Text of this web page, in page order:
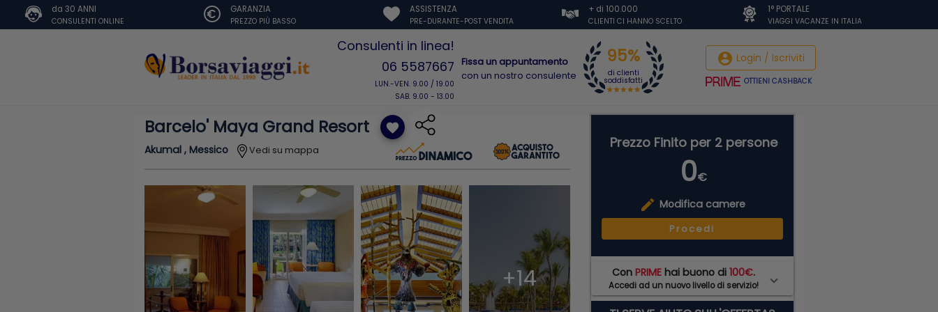
da 30 ANNI
CONSULENTI ONLINE
GARANZIA
PREZZO PIÙ BASSO
ASSISTENZA
PRE-DURANTE-POST VENDITA
+ di 100.000
CLIENTI CI HANNO SCELTO
1° PORTALE
VIAGGI VACANZE IN ITALIA
Consulenti in linea!
06 5587667
LUN.-VEN. 9.00 / 19.00
SAB. 9.00 - 13.00
Fissa un appuntamento
con un nostro consulente
account_circle Login / Iscriviti
OTTIENI CASHBACK
95%
di clienti
soddisfatti
Barcelo' Maya Grand Resort favorite
Akumal , Messico Vedi su mappa
+14
Prezzo Finito per 2 persone
0€
edit Modifica camere
Procedi
ConPRIME hai buono di100€.
Accedi ad un nuovo livello di servizio!